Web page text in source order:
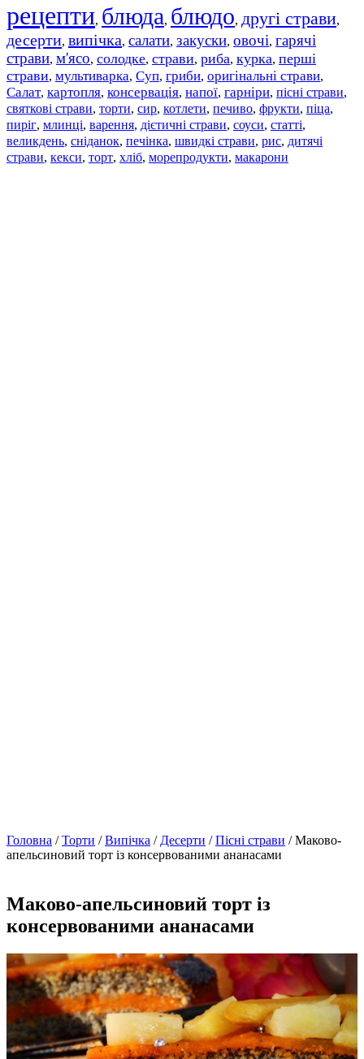
рецепти, блюда, блюдо, другі страви,
десерти, випічка, салати, закуски, овочі, гарячі
страви, м'ясо, солодке, страви, риба, курка, перші
страви, мультиварка, Суп, гриби, оригінальні страви,
Салат, картопля, консервація, напої, гарніри, пісні страви,
святкові страви, торти, сир, котлети, печиво, фрукти, піца,
пиріг, млинці, варення, дієтичні страви, соуси, статті,
великдень, сніданок, печінка, швидкі страви, рис, дитячі
страви, кекси, торт, хліб, морепродукти, макарони
Головна /Торти /Випічка /Десерти /Пісні страви / Маково-
апельсиновий торт із консервованими ананасами
Маково-апельсиновий торт із
консервованими ананасами